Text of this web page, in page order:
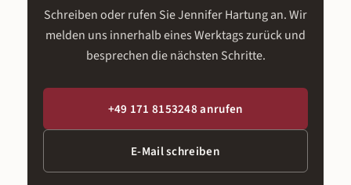
Schreiben oder rufen Sie Jennifer Hartung an. Wir
melden uns innerhalb eines Werktags zurück und
besprechen die nächsten Schritte.
+49 171 8153248 anrufen
E-Mail schreiben